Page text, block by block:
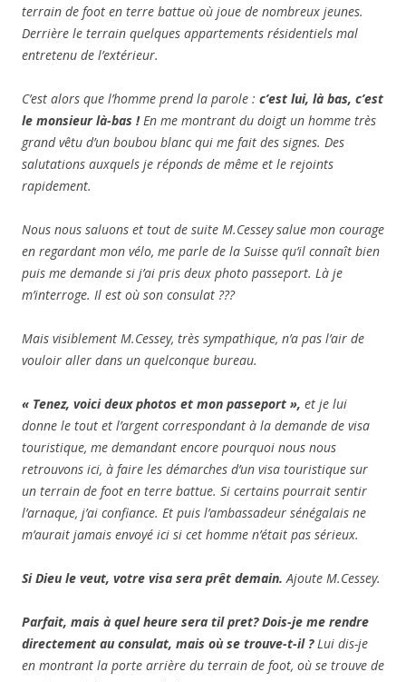
terrain de foot en terre battue où joue de nombreux jeunes.
Derrière le terrain quelques appartements résidentiels mal
entretenu de l’extérieur.
C’est alors que l’homme prend la parole : c’est lui, là bas, c’est
le monsieur là-bas !En me montrant du doigt un homme très
grand vêtu d’un boubou blanc qui me fait des signes. Des
salutations auxquels je réponds de même et le rejoints
rapidement.
Nous nous saluons et tout de suite M.Cessey salue mon courage
en regardant mon vélo, me parle de la Suisse qu’il connaît bien
puis me demande si j’ai pris deux photo passeport. Là je
m’interroge. Il est où son consulat ???
Mais visiblement M.Cessey, très sympathique, n’a pas l’air de
vouloir aller dans un quelconque bureau.
« Tenez, voici deux photos et mon passeport », et je lui
donne le tout et l’argent correspondant à la demande de visa
touristique, me demandant encore pourquoi nous nous
retrouvons ici, à faire les démarches d’un visa touristique sur
un terrain de foot en terre battue. Si certains pourrait sentir
l’arnaque, j’ai confiance. Et puis l’ambassadeur sénégalais ne
m’aurait jamais envoyé ici si cet homme n’était pas sérieux.
Si Dieu le veut, votre visa sera prêt demain. Ajoute M.Cessey.
Parfait, mais à quel heure sera til pret? Dois-je me rendre
directement au consulat, mais où se trouve-t-il ?Lui dis-je
en montrant la porte arrière du terrain de foot, où se trouve de